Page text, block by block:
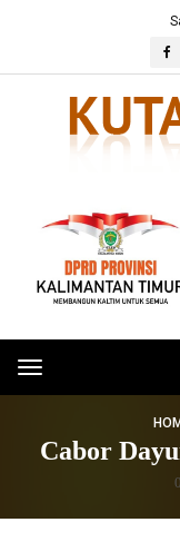
Toggle
navigation
Cabor